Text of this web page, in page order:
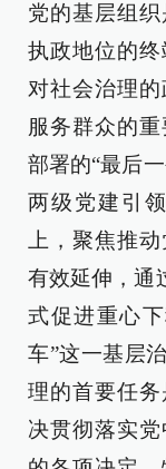
党的基层组
执政地位的
对社会治理
服务群众的
部署的“最后
两级党建引
上，聚焦推
有效延伸，通
式促进重心
车”这一基层
理的首要任
决贯彻落实